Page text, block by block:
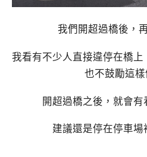
我們開超過橋後，
我看有不少人直接違停在橋
也不鼓勵這樣
開超過橋之後，就會有
建議還是停在停車場